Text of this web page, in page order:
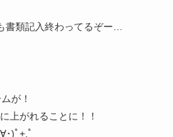
書類記入終わってるぞー…
が！
上がれることに！！
･)ﾟ+.ﾟ